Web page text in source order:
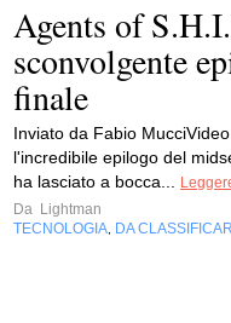
Agents of
sconvolgente
finale
Inviato da Fabio
l'incredibile epilogo del
ha lasciato a bocca...
Da Lightman
TECNOLOGIA DA